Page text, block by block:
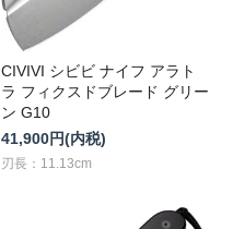
CIVIVI シビビ ナイフ アラト
ラ フィクスドブレード グリー
ン G10
41,900円(内税)
刃長：11.13cm